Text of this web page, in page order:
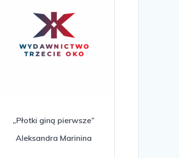
„Płotki giną pierwsze”
Aleksandra Marinina